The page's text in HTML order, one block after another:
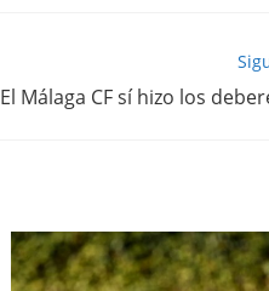
El Málaga CF sí hizo los